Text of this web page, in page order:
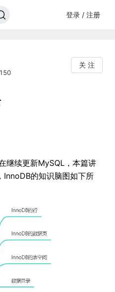
登录 / 注册
关 注
继续更新MySQL，本篇讲
InnoDB的知识脑图如下所